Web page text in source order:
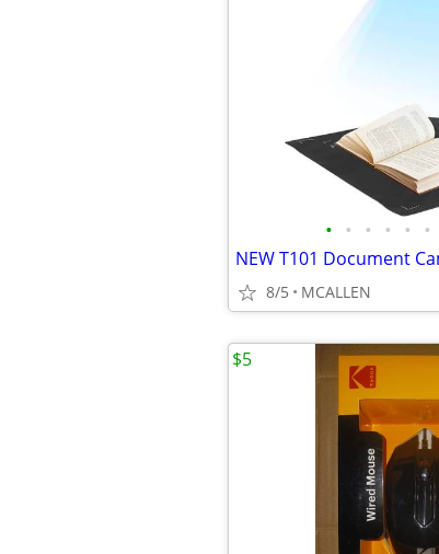
• • • • • •
8/5 MCALLEN
$5